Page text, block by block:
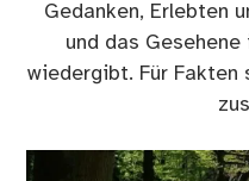
Gedanken, Erlebten
und das
wiedergibt. Für Fakten